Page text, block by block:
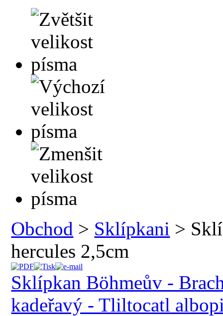
Obchod > Sklípkani >
hercules 2,5cm
Sklípkan Böhmeův -
kadeřavý - Tliltocatl